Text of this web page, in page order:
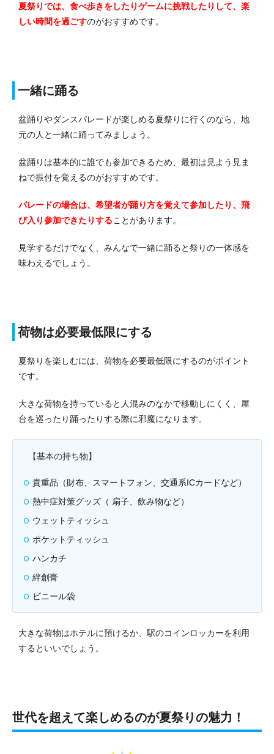
夏祭りでは、食べ歩きをしたりゲームに挑戦したりして、楽
しい時間を過ごすのがおすすめです。
一緒に踊る
盆踊りやダンスパレードが楽しめる夏祭りに行くのなら、地
元の人と一緒に踊ってみましょう。
盆踊りは基本的に誰でも参加できるため、最初は見よう見ま
ねで振付を覚えるのがおすすめです。
パレードの場合は、希望者が踊り方を覚えて参加したり、飛
び入り参加できたりすることがあります。
見学するだけでなく、みんなで一緒に踊ると祭りの一体感を
味わえるでしょう。
荷物は必要最低限にする
夏祭りを楽しむには、荷物を必要最低限にするのがポイント
です。
大きな荷物を持っていると人混みのなかで移動しにくく、屋
台を巡ったり踊ったりする際に邪魔になります。
【基本の持ち物】
貴重品（財布、スマートフォン、交通系ICカードなど）
熱中症対策グッズ（ 扇子、飲み物など）
ウェットティッシュ
ポケットティッシュ
ハンカチ
絆創膏
ビニール袋
大きな荷物はホテルに預けるか、駅のコインロッカーを利用
するといいでしょう。
世代を超えて楽しめるのが夏祭りの魅力！